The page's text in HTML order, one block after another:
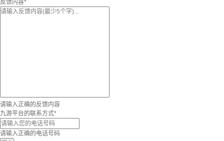
反馈内容*
请输入正确的反馈内容
九游平台的联系方式*
请输入正确的电话号码